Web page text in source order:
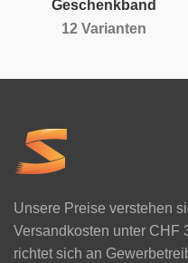
Geschenkband
12 Varianten
Unsere Preise verstehen
Versandkosten unter CHF
richtet sich an